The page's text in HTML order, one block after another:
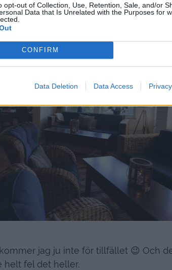
opt-out of Collection, Use, Retention, Sale, and/or
Data that Is Unrelated with the Purposes for
CONFIRM
Data Deletion Data Access
jag ju inte för tillfället 😉 Och
helt fel det heller.